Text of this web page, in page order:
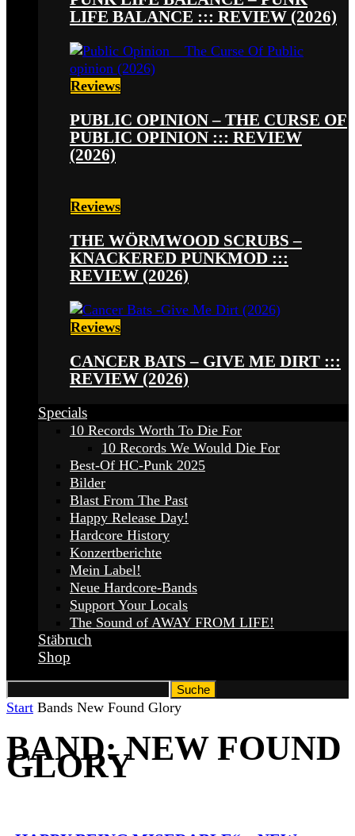
LIFE BALANCE ::: REVIEW (2026)
Reviews
PUBLIC OPINION – THE CURSE OF
PUBLIC OPINION ::: REVIEW
(2026)
Reviews
THE WÖRMWOOD SCRUBS –
KNACKERED PUNKMOD :::
REVIEW (2026)
Reviews
CANCER BATS – GIVE ME DIRT :::
REVIEW (2026)
Specials
10 Records Worth To Die For
10 Records We Would Die For
Best-Of HC-Punk 2025
Bilder
Blast From The Past
Happy Release Day!
Hardcore History
Konzertberichte
Mein Label!
Neue Hardcore-Bands
Support Your Locals
The Sound of AWAY FROM LIFE!
Stäbruch
Shop
Start Bands New Found Glory
BAND: NEW FOUND
GLORY